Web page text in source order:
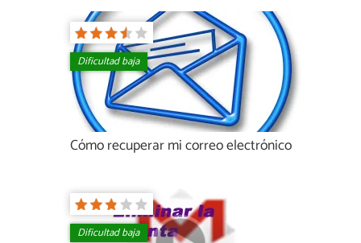
Dificultad baja
Cómo recuperar mi correo electrónico
Dificultad baja